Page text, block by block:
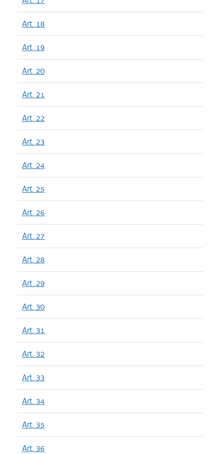
Art. 18
Art. 19
Art. 20
Art. 21
Art. 22
Art. 23
Art. 24
Art. 25
Art. 26
Art. 27
Art. 28
Art. 29
Art. 30
Art. 31
Art. 32
Art. 33
Art. 34
Art. 35
Art. 36